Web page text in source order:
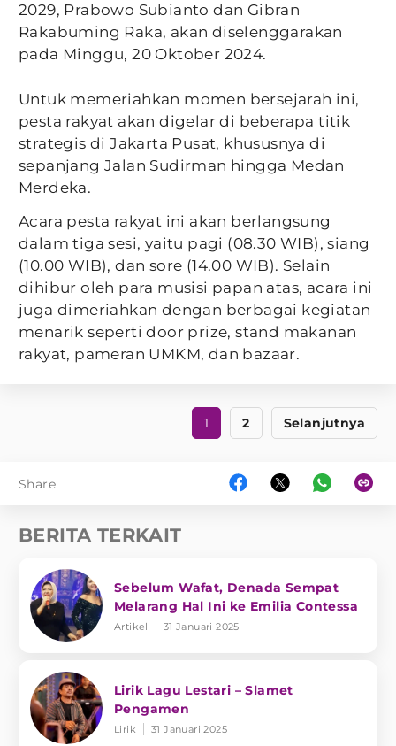
2029, Prabowo Subianto dan Gibran
Rakabuming Raka, akan diselenggarakan
pada Minggu, 20 Oktober 2024.
Untuk memeriahkan momen bersejarah ini,
pesta rakyat akan digelar di beberapa titik
strategis di Jakarta Pusat, khususnya di
sepanjang Jalan Sudirman hingga Medan
Merdeka.
Acara pesta rakyat ini akan berlangsung
dalam tiga sesi, yaitu pagi (08.30 WIB), siang
(10.00 WIB), dan sore (14.00 WIB). Selain
dihibur oleh para musisi papan atas, acara ini
juga dimeriahkan dengan berbagai kegiatan
menarik seperti door prize, stand makanan
rakyat, pameran UMKM, dan bazaar.
1 2 Selanjutnya
Share
BERITA TERKAIT
Sebelum Wafat, Denada Sempat
Melarang Hal Ini ke Emilia Contessa
Artikel 31 Januari 2025
Lirik Lagu Lestari – Slamet
Pengamen
Lirik 31 Januari 2025